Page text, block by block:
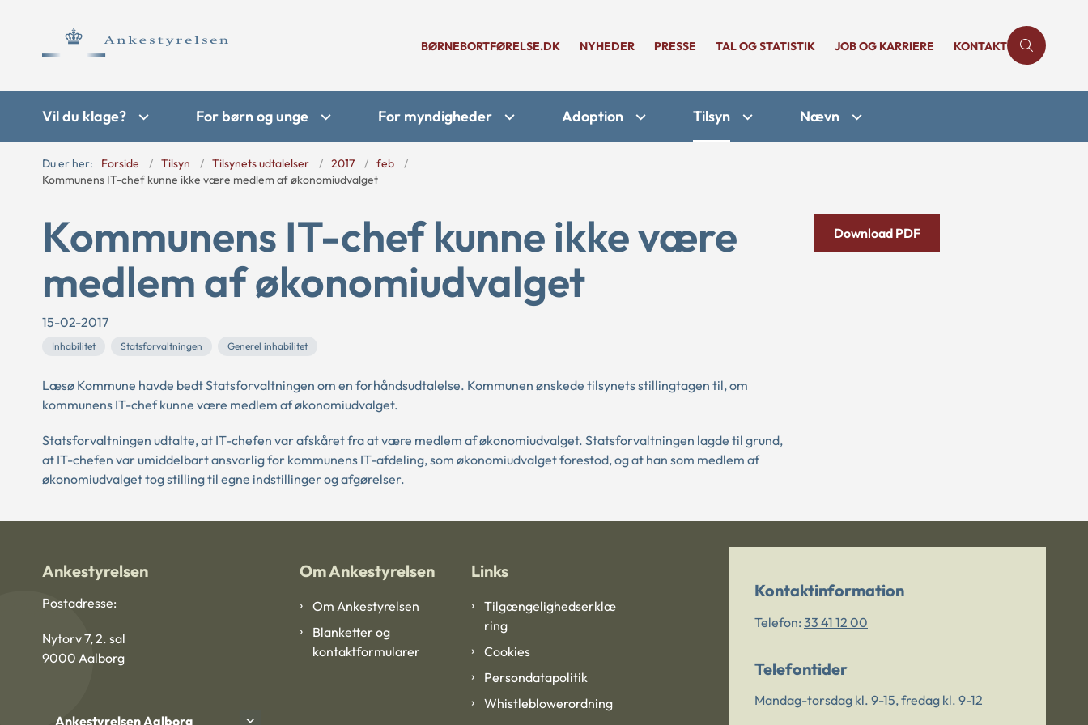
BØRNEBORTFØRELSE.DK NYHEDER PRESSE TAL OG STATISTIK JOB OG KARRIERE KONTAKT
Vil du klage? For børn og unge For myndigheder Adoption Tilsyn Nævn
Du er her: Forside Tilsyn Tilsynets udtalelser 2017
feb
Kommunens IT-chef kunne ikke være medlem af økonomiudvalget
Kommunens IT-chef kunne ikke være
medlem af økonomiudvalget
15-02-2017
Inhabilitet Statsforvaltningen Generel inhabilitet
Læsø Kommune havde bedt Statsforvaltningen om en forhåndsudtalelse. Kommunen ønskede tilsynets stillingtagen til, om
kommunens IT-chef kunne være medlem af økonomiudvalget.
Statsforvaltningen udtalte, at IT-chefen var afskåret fra at være medlem af økonomiudvalget. Statsforvaltningen lagde til grund,
at IT-chefen var umiddelbart ansvarlig for kommunens IT-afdeling, som økonomiudvalget forestod, og at han som medlem af
økonomiudvalget tog stilling til egne indstillinger og afgørelser.
Download PDF
Ankestyrelsen
Postadresse:
Nytorv 7, 2. sal
9000 Aalborg
Ankestyrelsen Aalborg
Om Ankestyrelsen
Om Ankestyrelsen
Blanketter og
kontaktformularer
Links
Tilgængelighedserklæ
ring
Cookies
Persondatapolitik
Whistleblowerordning
Kontaktinformation
Telefon: 33 41 12 00
Telefontider
Mandag-torsdag kl. 9-15, fredag kl. 9-12